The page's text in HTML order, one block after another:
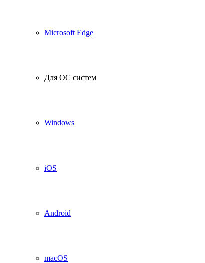
Microsoft Edge
Для ОС систем
Windows
iOS
Android
macOS